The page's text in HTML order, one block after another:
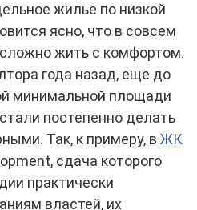
жилье по низкой
ясно, что в совсем
жить с комфортом.
года назад, еще до
минимальной площади
постепенно делать
Так, к примеру, в ЖК
сдача которого
практически
властей, их